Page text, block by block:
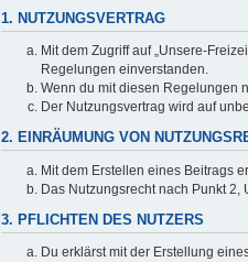
1. NUTZUNGSVERTRAG
Mit dem Zugriff auf „Unsere-
Regelungen einverstanden.
Wenn du mit diesen Regelungen
Der Nutzungsvertrag wird auf
2. EINRÄUMUNG VON
Mit dem Erstellen eines Beitrags
Das Nutzungsrecht nach Punkt
3. PFLICHTEN DES NUTZERS
Du erklärst mit der Erstellung